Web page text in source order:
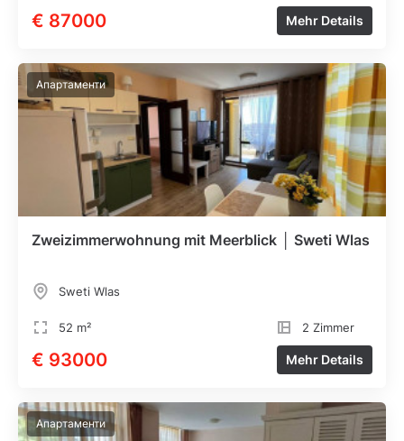
€ 87000 Mehr Details
Апартаменти
Zweizimmerwohnung mit Meerblick │ Sweti Wlas
Sweti Wlas
52 m² 2 Zimmer
€ 93000 Mehr Details
Апартаменти